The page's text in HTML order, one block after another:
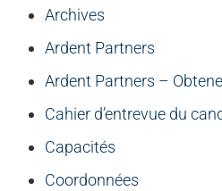
Archives
Ardent Partners
Ardent Partners –
Cahier d’entrevue du
Capacités
Coordonnées